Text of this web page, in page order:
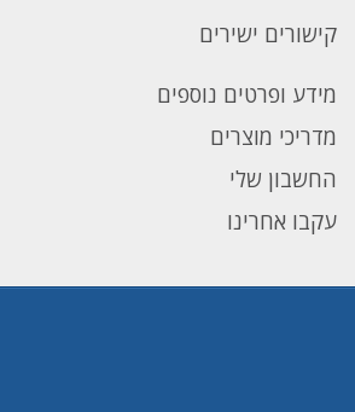
קישורים ישירים
מידע ופרטים נוספים
מדריכי מוצרים
החשבון שלי
עקבו אחרינו